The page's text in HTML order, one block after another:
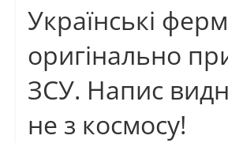
Українські
оригінально
ЗСУ. Напис
не з космосу!